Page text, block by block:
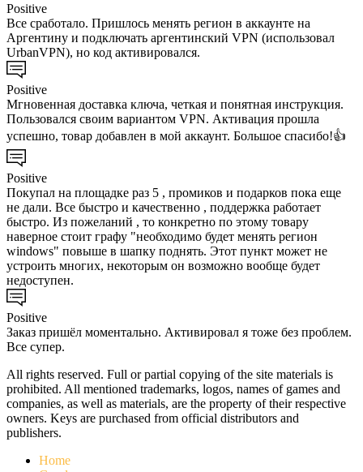
Positive
Все сработало. Пришлось менять регион в аккаунте на
Аргентину и подключать аргентинский VPN (использовал
UrbanVPN), но код активировался.
Positive
Мгновенная доставка ключа, четкая и понятная инструкция.
Пользовался своим вариантом VPN. Активация прошла
успешно, товар добавлен в мой аккаунт. Большое спасибо!👍
Positive
Покупал на площадке раз 5 , промиков и подарков пока еще
не дали. Все быстро и качественно , поддержка работает
быстро. Из пожеланий , то конкретно по этому товару
наверное стоит графу "необходимо будет менять регион
windows" повыше в шапку поднять. Этот пункт может не
устроить многих, некоторым он возможно вообще будет
недоступен.
Positive
Заказ пришёл моментально. Активировал я тоже без проблем.
Все супер.
All rights reserved. Full or partial copying of the site materials is
prohibited. All mentioned trademarks, logos, names of games and
companies, as well as materials, are the property of their respective
owners. Keys are purchased from official distributors and
publishers.
Home